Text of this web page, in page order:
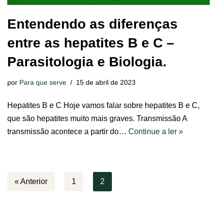
Entendendo as diferenças
entre as hepatites B e C –
Parasitologia e Biologia.
por Para que serve 15 de abril de 2023
Hepatites B e C Hoje vamos falar sobre hepatites B e C,
que são hepatites muito mais graves. Transmissão A
transmissão acontece a partir do… Continue a ler »
« Anterior 1 2